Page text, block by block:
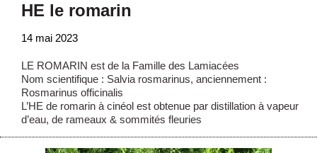
HE le romarin
14 mai 2023
LE ROMARIN est de la Famille des Lamiacées
Nom scientifique : Salvia rosmarinus, anciennement :
Rosmarinus officinalis
L’HE de romarin à cinéol est obtenue par distillation à vapeur
d’eau, de rameaux & sommités fleuries